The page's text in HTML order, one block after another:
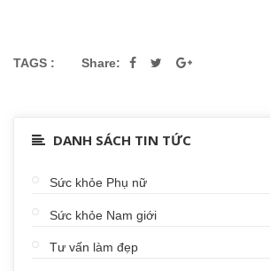
TAGS : Share:
DANH SÁCH TIN TỨC
Sức khỏe Phụ nữ
Sức khỏe Nam giới
Tư vấn làm đẹp